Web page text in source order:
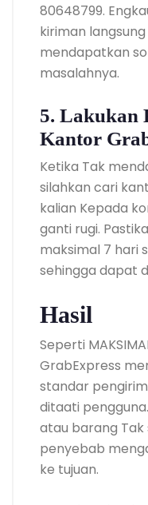
80648799.
kiriman
mendapatkan
masalahnya.
5. Lakukan
Kantor
Ketika Tak
silahkan cari
kalian Kepada
ganti rugi.
maksimal 7 hari
sehingga dapat
Hasil
Seperti
GrabExpress
standar
ditaati
atau barang Tak
penyebab
ke tujuan.